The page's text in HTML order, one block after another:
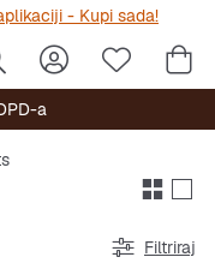
- Kupi sada!
a
Filtriraj